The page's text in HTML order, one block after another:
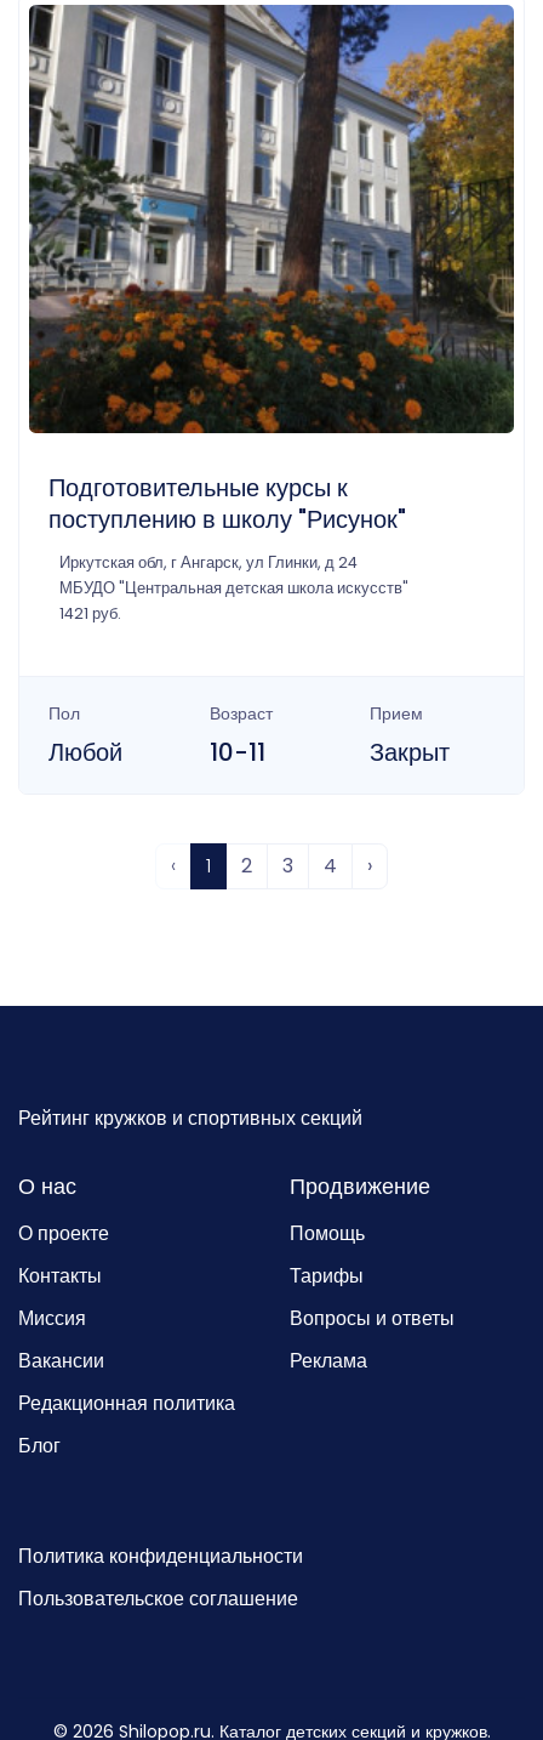
Подготовительные курсы к
поступлению в школу "Рисунок"
Иркутская обл, г Ангарск, ул Глинки, д 24
МБУДО "Центральная детская школа искусств"
1421 руб.
Пол
Любой
Возраст
10-11
Прием
Закрыт
‹ 1 2 3 4 ›
Рейтинг кружков и спортивных секций
О нас
О проекте
Контакты
Миссия
Вакансии
Редакционная политика
Блог
Продвижение
Помощь
Тарифы
Вопросы и ответы
Реклама
Политика конфиденциальности
Пользовательское соглашение
© 2026 Shilopop.ru. Каталог детских секций и кружков.